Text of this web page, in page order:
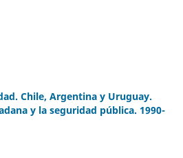
Chile, Argentina y Uruguay.
y la seguridad pública. 1990-